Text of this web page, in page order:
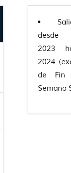
desde
2023
2024
de
Semana